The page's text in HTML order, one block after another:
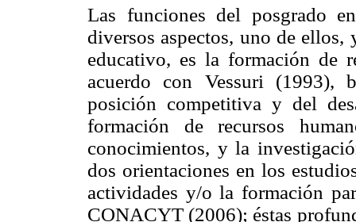
Las funciones del posgrado
diversos aspectos, uno de
educativo, es la formación de
acuerdo con Vessuri (1993),
posición competitiva y del
formación de recursos
conocimientos, y la
dos orientaciones en los
actividades y/o la formación
CONACYT (2006); éstas